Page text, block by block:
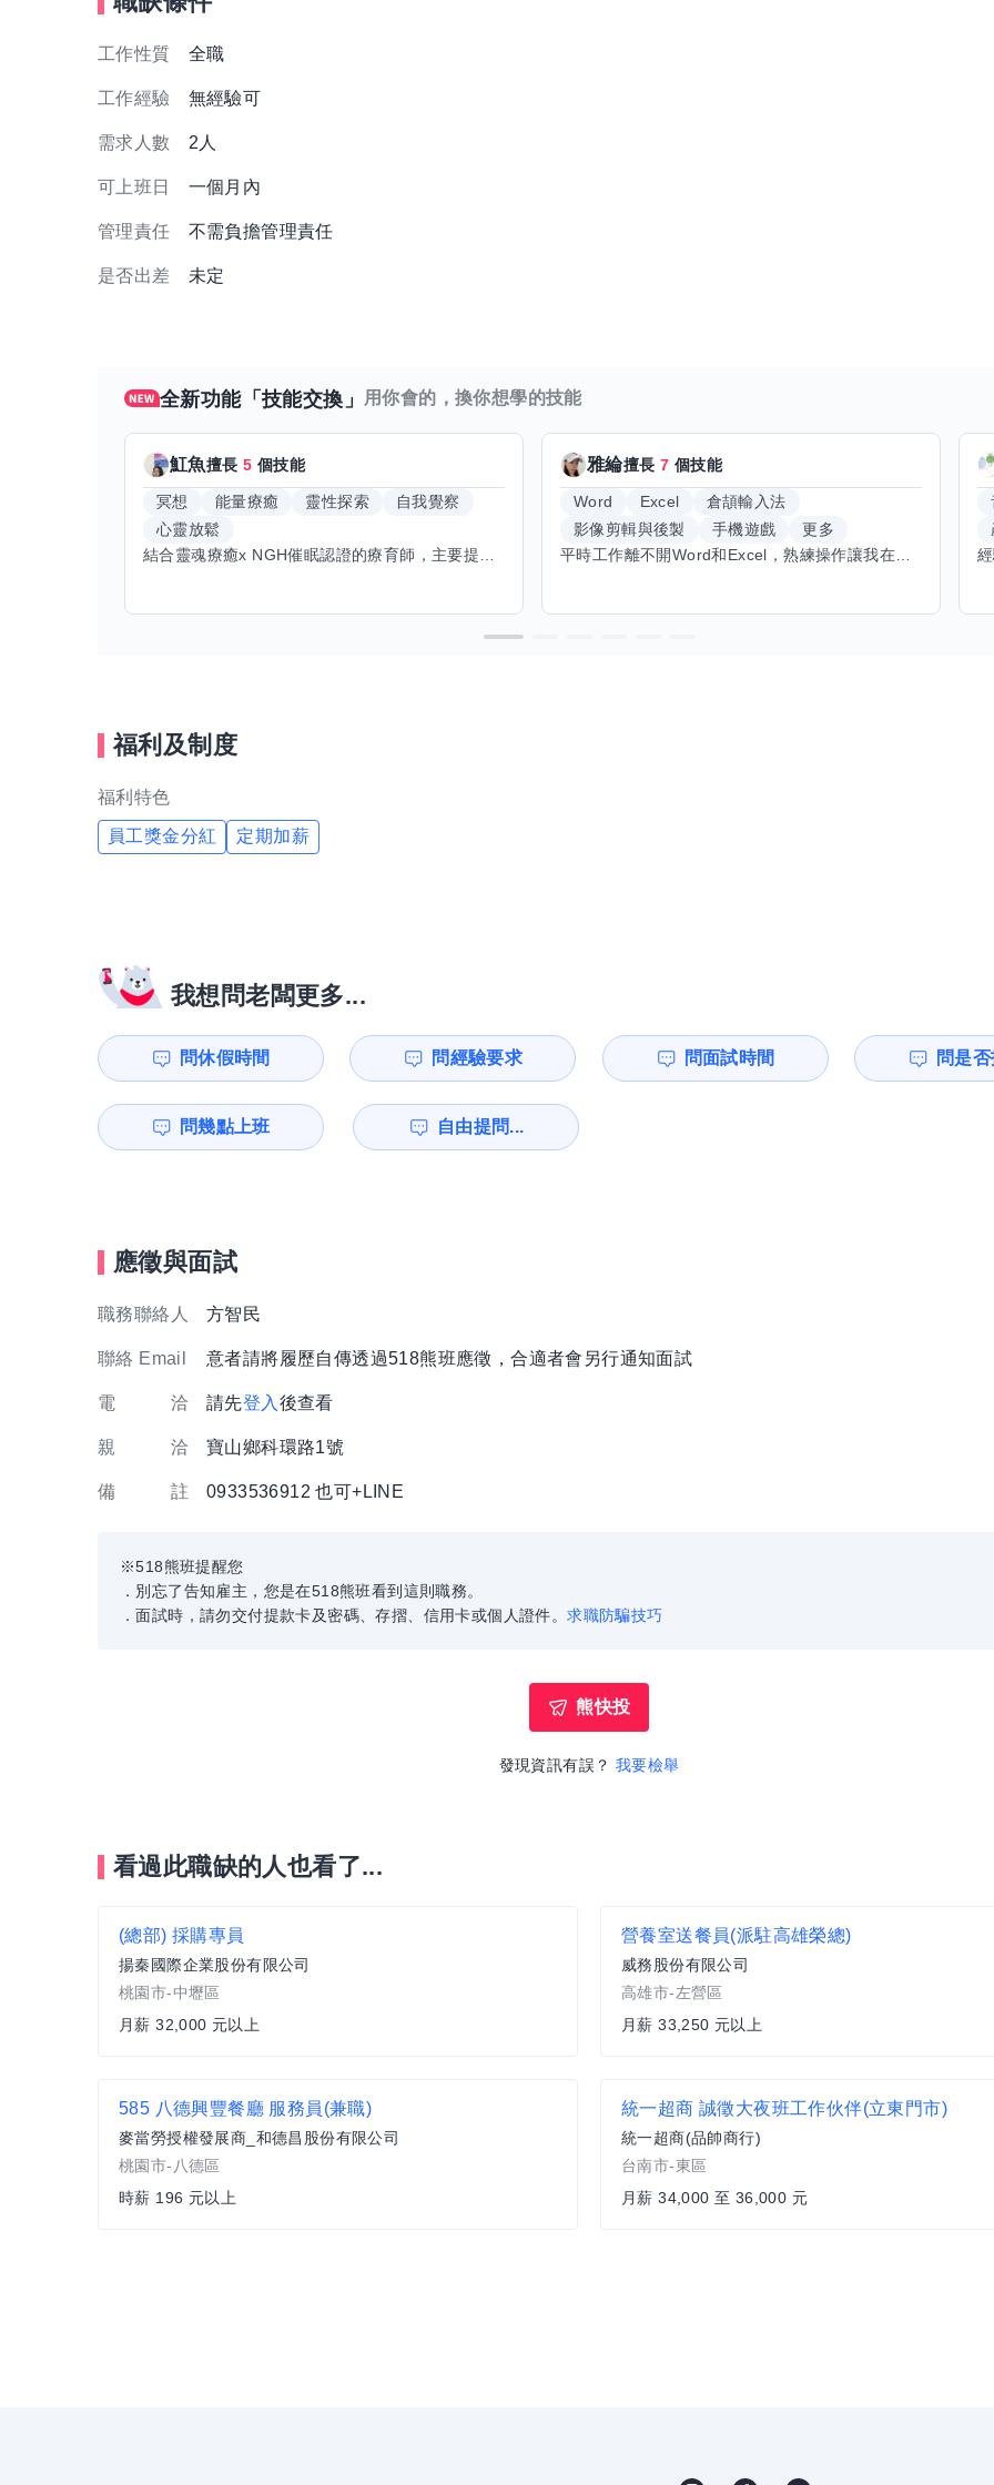
工作性質 全職
工作經驗 無經驗可
需求人數 2人
可上班日 一個月內
管理責任 不需負擔管理責任
是否出差 未定
全新功能「技能交換」 用你會的，換你想學的技能
魟魚擅長5 個技能
冥想 能量療癒 靈性探索
自我覺察
心靈放鬆
結合靈魂療癒x NGH催眠認證的療育師，主要提供潛意識探索和靈魂導向的催眠療育。你會全程100%清醒跟我對話。
雅綸擅長7 個技能
Word Excel
倉頡輸入法
影像剪輯與後製
手機遊戲
更多
平時工作離不開Word和Excel，熟練操作讓我在文件整理和數據處理上都得心應手，還能用倉頡輸入法快速打字。近期想挑戰英文學習，希望能透過交換技能一起進步！如果你英文流利，需要中文或電腦技巧輔助，歡迎找我搭檔，咱們一起歡樂學習，互相激勵，成為彼此的學習小夥伴！
福利及制度
福利特色
員工獎金分紅 定期加薪
我想問老闆更多...
問休假時間 問經驗要求 問面試時間 問是
問幾點上班 自由提問...
應徵與面試
職務聯絡人 方智民
聯絡 Email 意者請將履歷自傳透過518熊班應徵，合適者會另行通知面試
電 洽 請先登入 後查看
親 洽 寶山鄉科環路1號
備 註 0933536912 也可+LINE
※518熊班提醒您
．別忘了告知雇主，您是在518熊班看到這則職務。
．面試時，請勿交付提款卡及密碼、存摺、信用卡或個人證件。求職防騙技巧
熊快投
發現資訊有誤？ 我要檢舉
看過此職缺的人也看了...
(總部) 採購專員
揚秦國際企業股份有限公司
桃園市-中壢區
月薪 32,000 元以上
營養室送餐員(派駐高雄榮總)
威務股份有限公司
高雄市-左營區
月薪 33,250 元以上
585 八德興豐餐廳 服務員(兼職)
麥當勞授權發展商_和德昌股份有限公司
桃園市-八德區
時薪 196 元以上
統一超商 誠徵大夜班工作伙伴(立東門市)
統一超商(品帥商行)
台南市-東區
月薪 34,000 至 36,000 元